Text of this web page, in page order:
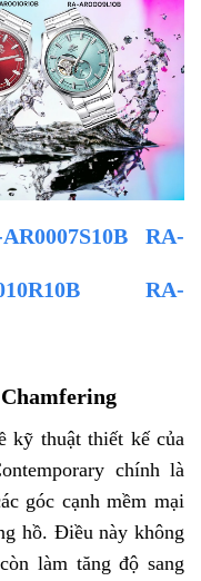
RA-
RA-
kỹ thuật thiết kế của
chính là
góc cạnh mềm mại
hồ. Điều này không
làm tăng độ sang